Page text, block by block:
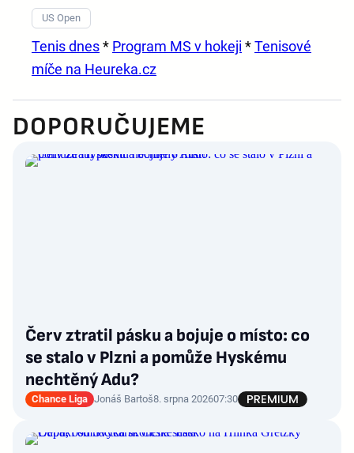
US Open
Tenis dnes* Program MS v hokeji *Tenisové
míče na Heureka.cz
DOPORUČUJEME
Červ ztratil pásku a bojuje o místo: co
se stalo v Plzni a pomůže Hyskému
nechtěný Adu?
Chance Liga Jonáš Bartoš8. srpna 202607:30